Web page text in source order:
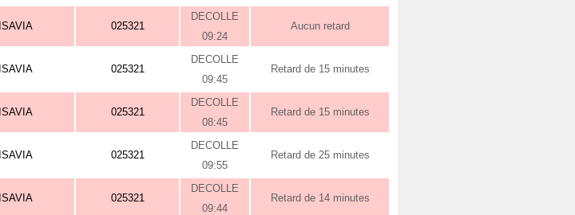
025321
DECOLLE
09:24
Aucun retard
025321
DECOLLE
09:45
Retard de 15 minutes
025321
DECOLLE
08:45
Retard de 15 minutes
025321
DECOLLE
09:55
Retard de 25 minutes
025321
DECOLLE
09:44
Retard de 14 minutes